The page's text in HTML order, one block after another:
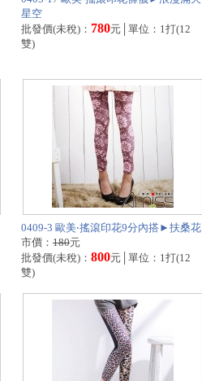
星空
批發價(未稅)： 780元│單位：1打(12
雙)
0409-3 歐美‧搖滾印花9分內搭►扶桑花
市價： 180元
批發價(未稅)： 800元│單位：1打(12
雙)